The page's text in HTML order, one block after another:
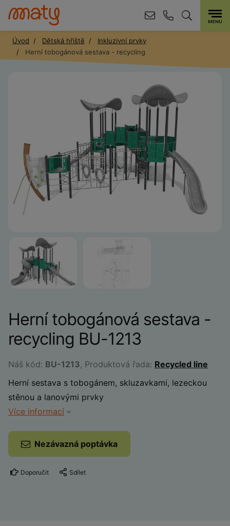
Úvod Dětská hřiště
Inkluzivní prvky
Herní tobogánová sestava - recycling
Herní tobogánová sestava -
recycling BU-1213
Náš kód: BU-1213, Produktová řada: Recycled line
Herní sestava s tobogánem, skluzavkami, lezeckou
stěnou a lanovými prvky
Více informací
Nezávazná poptávka
Doporučit Sdílet